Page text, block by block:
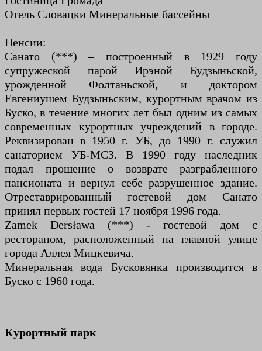
Отель Словацки Минеральные бассейны
Пенсии:
Санато (***) – построенный в 1929 году
супружеской парой Ирэной Будзыньской,
урожденной Фолтаньской, и доктором
Евгениушем Будзыньским, курортным врачом из
Буско, в течение многих лет был одним из самых
современных курортных учреждений в городе.
Реквизирован в 1950 г. УБ, до 1990 г. служил
санаторием УБ-МСЗ. В 1990 году наследник
подал прошение о возврате разграбленного
пансионата и вернул себе разрушенное здание.
Отреставрированный гостевой дом Санато
принял первых гостей 17 ноября 1996 года.
Zamek Dersława (***) - гостевой дом с
рестораном, расположенный на главной улице
города Аллея Мицкевича.
Минеральная вода Бусковянка производится в
Буско с 1960 года.
Курортный парк